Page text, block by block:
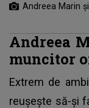
Andreea Marin
Andreea
muncitor
Extrem de
reușește să-și